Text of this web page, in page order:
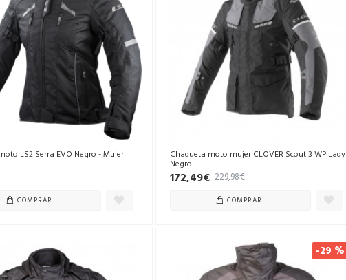
LS2 Serra EVO Negro - Mujer
COMPRAR
Chaqueta moto mujer CLOVER Scout 3 WP Lady
Negro
172,49€ 229,98€
COMPRAR
-29 %